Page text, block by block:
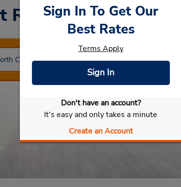
Raleigh Durham
Sélectionner ma voiture
Sign In To Get Our
Best Rates
Terms Apply
Sign In
Don't have an account?
It's easy and only takes a minute
Create an Account